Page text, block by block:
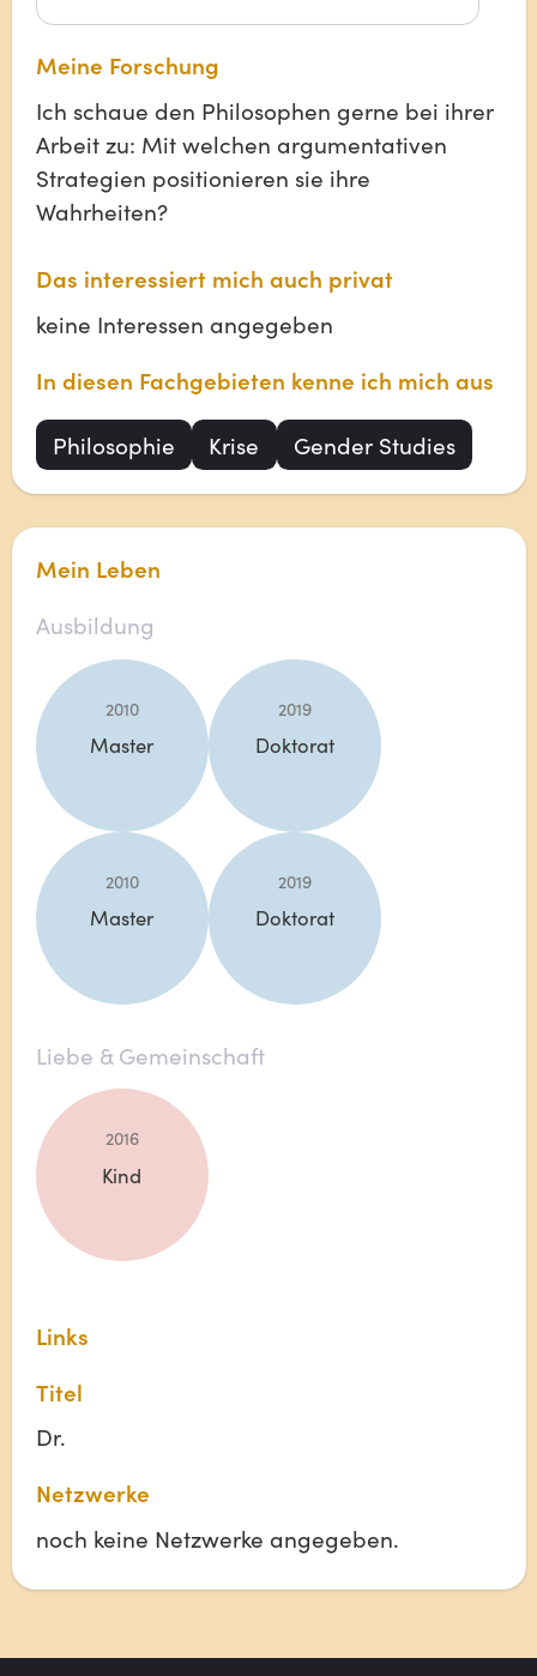
Meine Forschung
Ich schaue den Philosophen gerne bei ihrer
Arbeit zu: Mit welchen argumentativen
Strategien positionieren sie ihre
Wahrheiten?
Das interessiert mich auch privat
keine Interessen angegeben
In diesen Fachgebieten kenne ich mich aus
Philosophie Krise Gender Studies
Mein Leben
Ausbildung
2010
Master
2019
Doktorat
2010
Master
2019
Doktorat
Liebe & Gemeinschaft
2016
Kind
Links
Titel
Dr.
Netzwerke
noch keine Netzwerke angegeben.